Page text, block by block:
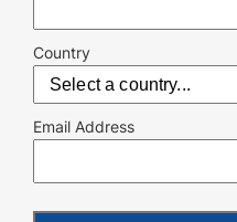
Country
Email Address